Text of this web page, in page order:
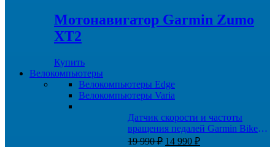
Мотонавигатор Garmin Zumo
XT2
Купить
Велокомпьютеры
Велокомпьютеры Edge
Велокомпьютеры Varia
Датчик скорости и частоты
вращения педалей Garmin Bike
Speed Sensor 2 и Cadence Sensor 2
19 990₽ Первоначальная
14 990 ₽Текущая